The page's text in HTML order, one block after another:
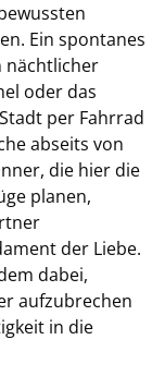
Ein spontanes
nächtlicher
oder das
per Fahrrad
abseits von
die hier die
planen,
der Liebe.
dabei,
aufzubrechen
in die